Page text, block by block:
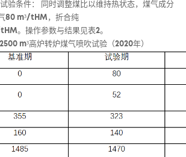
试验条件： 同时调整煤比以维持热状态，煤气成分
80 m³/tHM，折合纯
。操作参数与结果见表2。
m³高炉转炉煤气喷吹试验（2020年）